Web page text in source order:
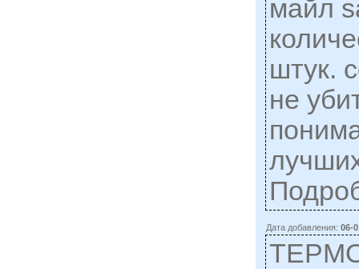
майл
штук.
не
Дата добавления:06-